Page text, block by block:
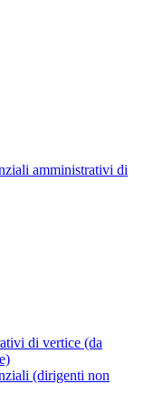
amministrativi di
di vertice (da
(dirigenti non